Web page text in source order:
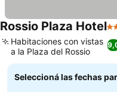
Rossio Plaza Hotel3
Habitaciones con vistas
a la Plaza del Rossio
Seleccioná las fechas